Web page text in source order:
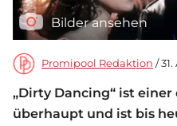
Bilder ansehen
Promipool Redaktion /
„Dirty Dancing“ ist
überhaupt und ist bis